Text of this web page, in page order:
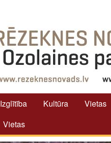
Izglītība Kultūra
Vietas
Vietas